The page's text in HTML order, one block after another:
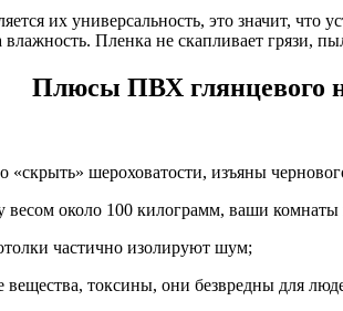
их универсальность, это значит,
Пленка не скапливает грязи,
Плюсы ПВХ глянцевого
шероховатости, изъяны
весом около 100 килограмм, ваши
частично изолируют шум;
токсины, они безвредны для